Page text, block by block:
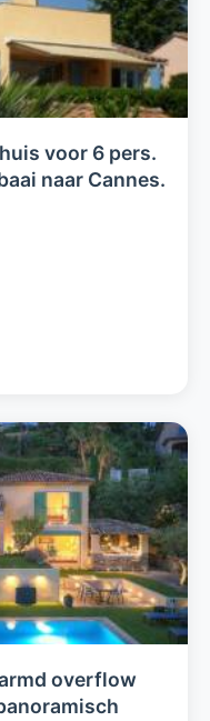
voor 6 pers.
naar Cannes.
overflow